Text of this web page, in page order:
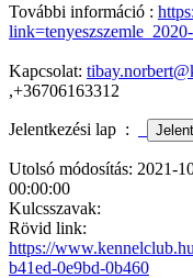
További információ :
Kapcsolat:
,+36706163312
Jelentkezési lap :
Utolsó módosítás: 2021-
00:00:00
Kulcsszavak:
Rövid link:
https://
b41ed-0e9bd-0b460